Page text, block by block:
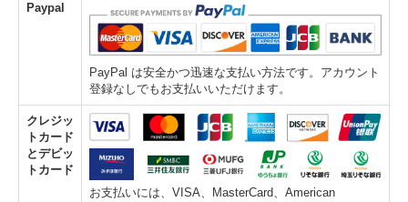
Paypal
PayPal は安全かつ迅速な支払い方法です。アカウント
登録なしでもお支払いいただけます。
クレジッ
トカード
とデビッ
トカード
お支払いには、VISA、MasterCard、American